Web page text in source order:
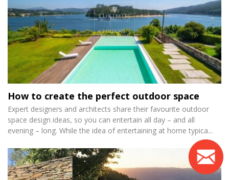
How to create the perfect outdoor space
Expert designers and architects share their favourite outdoor
space design ideas, so you can entertain all day – and all
evening – long. While the idea of entertaining at home typica...